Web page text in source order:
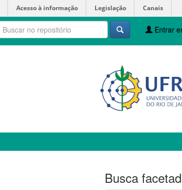
Acesso à informação Legislação Canais
Entrar
Busca